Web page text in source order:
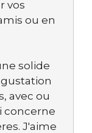
vos
ou en
solide
avec ou
concerne
J'aime